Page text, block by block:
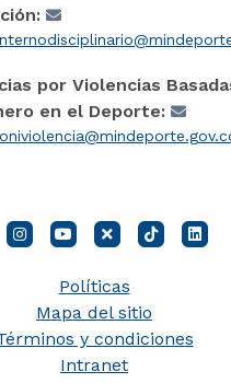
por Violencias
en el Deporte:
Políticas
Mapa del sitio
y condiciones
Intranet